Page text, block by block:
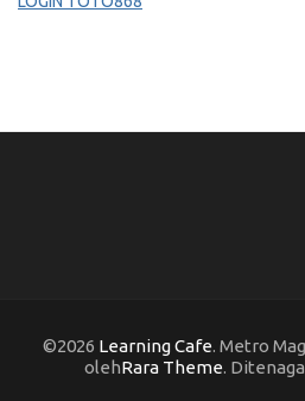
©2026 Learning Cafe. Metro
olehRara Theme.